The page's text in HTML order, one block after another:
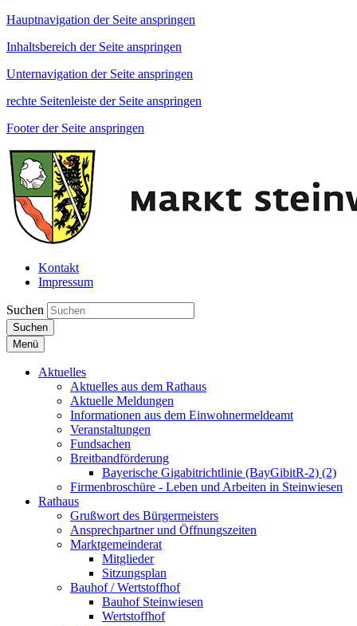
Hauptnavigation der Seite anspringen
Inhaltsbereich der Seite anspringen
Unternavigation der Seite anspringen
rechte Seitenleiste der Seite anspringen
Footer der Seite anspringen
Kontakt
Impressum
Suchen
Suchen
Menü
Aktuelles
Aktuelles aus dem Rathaus
Aktuelle Meldungen
Informationen aus dem Einwohnermeldeamt
Veranstaltungen
Fundsachen
Breitbandförderung
Bayerische Gigabitrichtlinie (BayGibitR-2) (2)
Firmenbroschüre - Leben und Arbeiten in Steinwiesen
Rathaus
Grußwort des Bürgermeisters
Ansprechpartner und Öffnungszeiten
Marktgemeinderat
Mitglieder
Sitzungsplan
Bauhof / Wertstoffhof
Bauhof Steinwiesen
Wertstoffhof